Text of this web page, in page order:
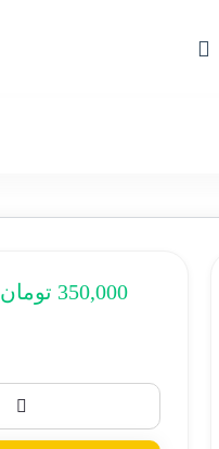
350,000 تومان